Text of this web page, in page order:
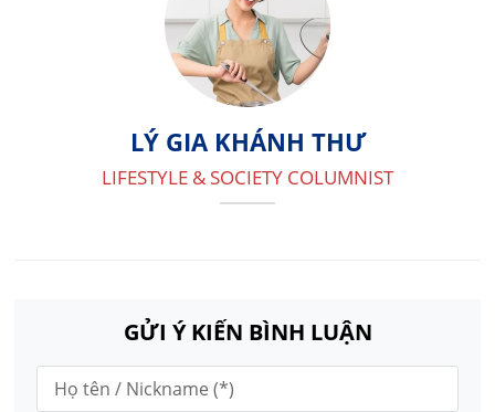
LÝ GIA KHÁNH THƯ
LIFESTYLE & SOCIETY COLUMNIST
GỬI Ý KIẾN BÌNH LUẬN